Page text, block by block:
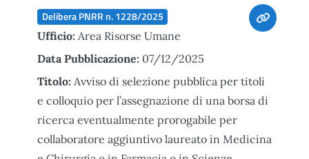
Delibera PNRR n. 1228/2025
Ufficio: Area Risorse Umane
Data Pubblicazione: 07/12/2025
Titolo: Avviso di selezione pubblica per titoli
e colloquio per l’assegnazione di una borsa di
ricerca eventualmente prorogabile per
collaboratore aggiuntivo laureato in Medicina